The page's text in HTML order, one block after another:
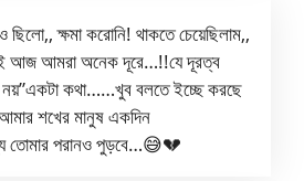
ক্ষমা করোনি! থাকতে চেয়েছিলাম,,
আজ আমরা অনেক দূরে…!!যে দূরত্ব
নয়”একটা কথা……খুব বলতে ইচ্ছে করছে
শখের মানুষ একদিন
তোমার পরানও পুড়বে…😅💔